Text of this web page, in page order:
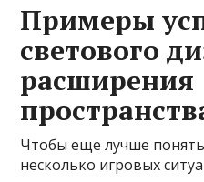
Примеры
светового
расширения
Чтобы еще лучше
несколько игровых